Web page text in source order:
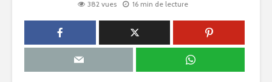
382 vues 16 min de lecture